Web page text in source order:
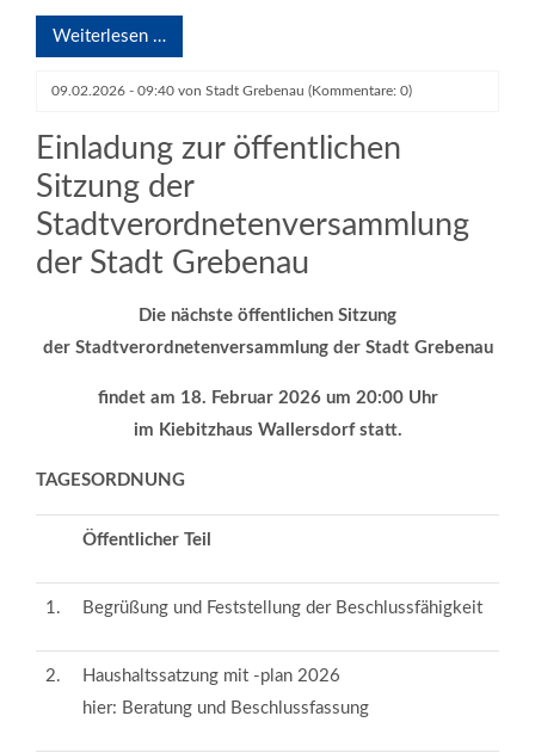
Weiterlesen …
09.02.2026 - 09:40 von Stadt Grebenau (Kommentare: 0)
Einladung zur öffentlichen
Sitzung der
Stadtverordnetenversammlung
der Stadt Grebenau
Die nächste öffentlichen Sitzung
der Stadtverordnetenversammlung der Stadt Grebenau
findet am 18. Februar 2026um 20:00Uhr
im Kiebitzhaus Wallersdorfstatt.
TAGESORDNUNG
Öffentlicher Teil
1. Begrüßung und Feststellung der Beschlussfähigkeit
2.
Haushaltssatzung mit -plan 2026
hier: Beratung und Beschlussfassung